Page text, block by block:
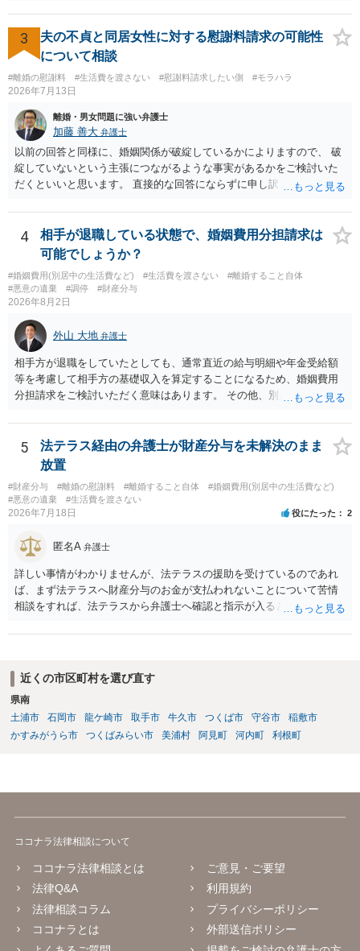
3
夫の不貞と同居女性に対する慰謝料請求の可能性
について相談
#離婚の慰謝料 #生活費を渡さない #慰謝料請求したい側 #モラハラ
2026年7月13日
離婚・男女問題に強い弁護士
加藤 善大 弁護士
以前の回答と同様に、婚姻関係が破綻しているかによりますので、 破
綻していないという主張につながるような事実があるかをご検討いた
だくといいと思います。 直接的な回答にならずに申し訳ございません
4
相手が退職している状態で、婚姻費用分担請求は
可能でしょうか？
#婚姻費用(別居中の生活費など) #生活費を渡さない
#離婚すること自体
#悪意の遺棄
#調停 #財産分与
2026年8月2日
外山 大地 弁護士
相手方が退職をしていたとしても、通常直近の給与明細や年金受給額
等を考慮して相手方の基礎収入を算定することになるため、婚姻費用
分担請求をご検討いただく意味はあります。 その他、別居の経緯、質
て、ご検討いただくのが良いかと思います。
5
法テラス経由の弁護士が財産分与を未解決のまま
放置
#財産分与 #離婚の慰謝料 #離婚すること自体
#婚姻費用(別居中の生活費など)
#悪意の遺棄
#生活費を渡さない
2026年7月18日 役にたった 2
匿名A 弁護士
詳しい事情がわかりませんが、法テラスの援助を受けているのであれ
ば、まず法テラスへ財産分与のお金が支払われないことについて苦情
相談をすれば、法テラスから弁護士へ確認と指示が入ると思います。
す。
近くの市区町村を選び直す
県南
土浦市
石岡市 龍ケ崎市 取手市 牛久市 つくば市 守谷市
稲敷市
かすみがうら市
つくばみらい市 美浦村 阿見町 河内町 利根町
ココナラ法律相談について
ココナラ法律相談とは
法律Q&A
法律相談コラム
ココナラとは
ご意見・ご要望
利用規約
プライバシーポリシー
外部送信ポリシー